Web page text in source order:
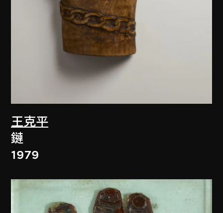
王克平
鏈
1979